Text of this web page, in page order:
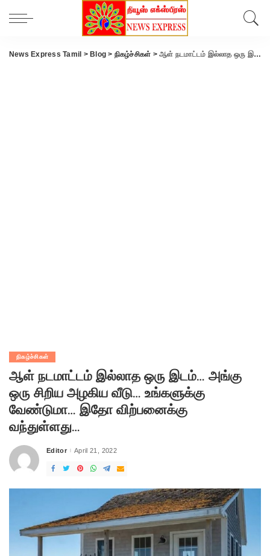
News Express Tamil > Blog > நிகழ்ச்சிகள் >ஆள் நடமாட்டம் இல்லாத ஒரு இடம்… அங்கு ஒரு சிறிய அழகிய வீடு… உங்களுக்கு வேண்டுமா… இதோ விற்பனைக்கு வந்துள்ளது…
நிகழ்ச்சிகள்
ஆள் நடமாட்டம் இல்லாத ஒரு இடம்… அங்கு
ஒரு சிறிய அழகிய வீடு… உங்களுக்கு
வேண்டுமா… இதோ விற்பனைக்கு
வந்துள்ளது…
Posted
Editor April 21, 2022